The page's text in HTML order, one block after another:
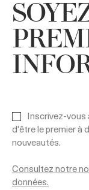
Inscrivez-vous
d'être le premier à
nouveautés.
Consultez notre
données.